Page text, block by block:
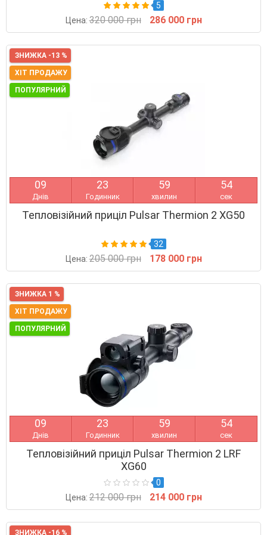
5
Цена:320 000 грн 286 000 грн
ЗНИЖКА -13 %
ХІТ ПРОДАЖУ
ПОПУЛЯРНИЙ
09
Днів
23
Годинник
59
хвилин
53
сек
Тепловізійний приціл Pulsar Thermion 2 XG50
32
Цена:205 000 грн 178 000 грн
ЗНИЖКА 1 %
ХІТ ПРОДАЖУ
ПОПУЛЯРНИЙ
09
Днів
23
Годинник
59
хвилин
53
сек
Тепловізійний приціл Pulsar Thermion 2 LRF
XG60
0
Цена:212 000 грн 214 000 грн
ЗНИЖКА -16 %